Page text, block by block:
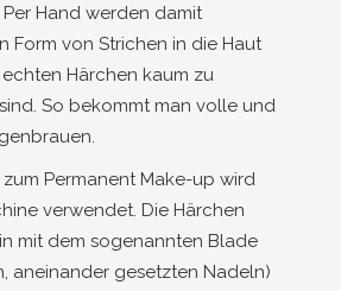
Per Hand werden damit
Form von Strichen in die Haut
Härchen kaum zu
So bekommt man volle und
Permanent Make-up wird
verwendet. Die Härchen
mit dem sogenannten Blade
aneinander gesetzten Nadeln)